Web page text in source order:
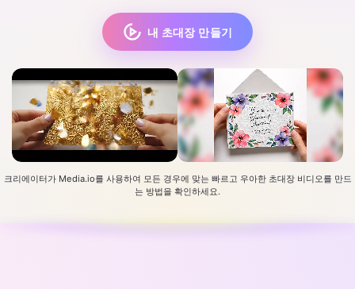
내 초대장 만들기
크리에이터가 Media.io를 사용하여 모든 경우에 맞는 빠르고 우아한 초대장 비디오를 만드
는 방법을 확인하세요.